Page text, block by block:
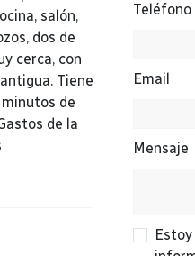
salón,
dos de
cerca, con
Tiene
de
de la
Teléfono
Email
Mensaje